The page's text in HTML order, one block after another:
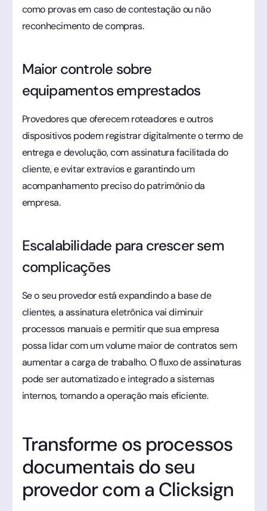
como provas em caso de contestação ou não
reconhecimento de compras.
Maior controle sobre
equipamentos emprestados
Provedores que oferecem roteadores e outros
dispositivos podem registrar digitalmente o termo de
entrega e devolução, com assinatura facilitada do
cliente, e evitar extravios e garantindo um
acompanhamento preciso do patrimônio da
empresa.
Escalabilidade para crescer sem
complicações
Se o seu provedor está expandindo a base de
clientes, a assinatura eletrônica vai diminuir
processos manuais e permitir que sua empresa
possa lidar com um volume maior de contratos sem
aumentar a carga de trabalho. O fluxo de assinaturas
pode ser automatizado e integrado a sistemas
internos, tornando a operação mais eficiente.
Transforme os processos
documentais do seu
provedor com a Clicksign